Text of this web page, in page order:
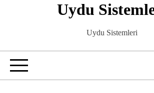
Uydu
Uydu Sistemleri